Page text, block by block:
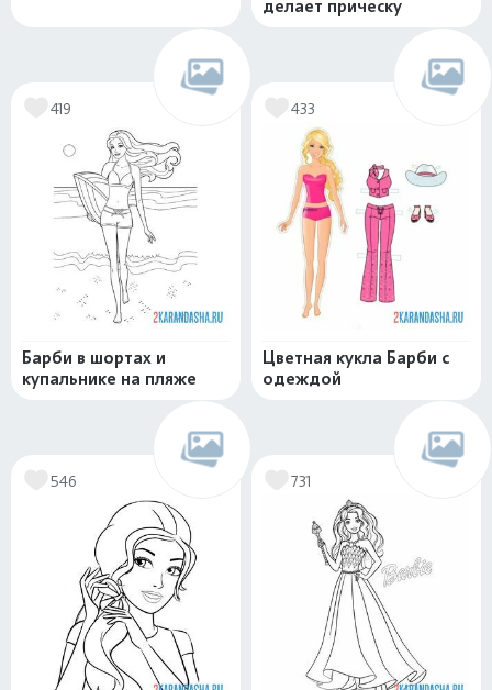
делает прическу
419
Барби в шортах и
купальнике на пляже
433
Цветная кукла Барби с
одеждой
546 731